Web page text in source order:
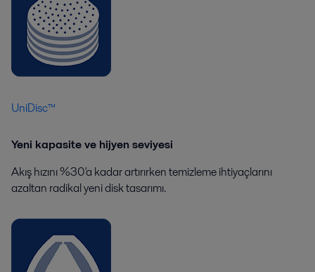
UniDisc™
Yeni kapasite ve hijyen seviyesi
Akış hızını %30'a kadar artırırken temizleme ihtiyaçlarını
azaltan radikal yeni disk tasarımı.